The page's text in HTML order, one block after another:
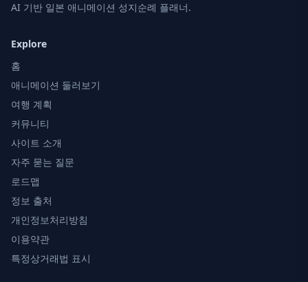
AI 기반 일본 애니메이션 성지순례 플래너.
Explore
홈
애니메이션 둘러보기
여행 계획
커뮤니티
사이트 소개
자주 묻는 질문
로드맵
정보 출처
개인정보처리방침
이용약관
특정상거래법 표시